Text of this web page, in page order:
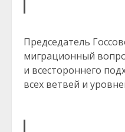
Председатель
миграционный
и всестороннего
всех ветвей и